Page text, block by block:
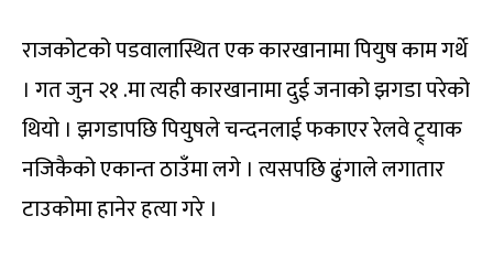
राजकोटको पडवालास्थित एक कारखानामा पियुष काम गर्थे
। गत जुन २१ .मा त्यही कारखानामा दुई जनाको झगडा परेको
थियो । झगडापछि पियुषले चन्दनलाई फकाएर रेलवे ट्र्याक
नजिकैको एकान्त ठाउँमा लगे । त्यसपछि ढुंगाले लगातार
टाउकोमा हानेर हत्या गरे ।